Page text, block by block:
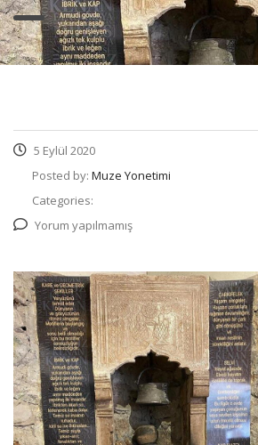
5 Eylül 2020
Posted by: Muze Yonetimi
Categories:
Yorum yapılmamış